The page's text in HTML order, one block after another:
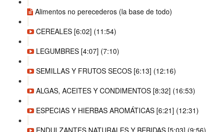
Alimentos no perecederos (la base de todo)
CEREALES [6:02] (11:54)
LEGUMBRES [4:07] (7:10)
SEMILLAS Y FRUTOS SECOS [6:13] (12:16)
ALGAS, ACEITES Y CONDIMENTOS [8:32] (16:53)
ESPECIAS Y HIERBAS AROMÁTICAS [6:21] (12:31)
ENDULZANTES NATURALES Y BEBIDAS [5:03] (9:56)